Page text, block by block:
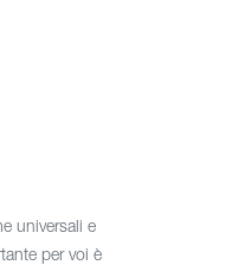
universali e
per voi è